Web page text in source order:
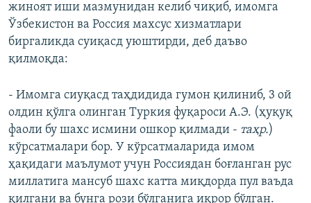
жиноят иши мазмунидан келиб чиқиб, имомга
Ўзбекистон ва Россия махсус хизматлари
биргаликда суиқасд уюштирди, деб даъво
қилмоқда:
- Имомга сиуқасд таҳдидида гумон қилиниб, 3 ой
олдин қўлга олинган Туркия фуқароси А.Э. (ҳуқуқ
фаоли бу шахс исмини ошкор қилмади - таҳр.)
кўрсатмалари бор. У кўрсатмаларида имом
ҳақидаги маълумот учун Россиядан боғланган рус
миллатига мансуб шахс катта миқдорда пул ваъда
қилгани ва бунга рози бўлганига иқрор бўлган.